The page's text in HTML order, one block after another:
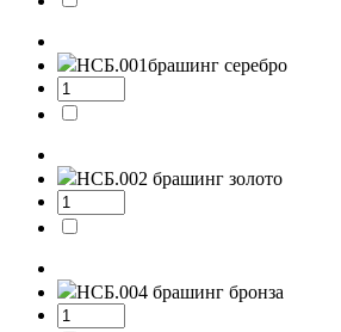
НСБ.001брашинг серебро
НСБ.002 брашинг золото
НСБ.004 брашинг бронза